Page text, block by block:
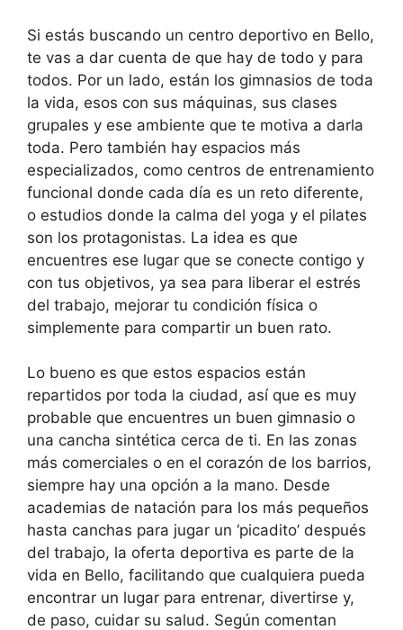
Si estás buscando un centro deportivo en Bello,
te vas a dar cuenta de que hay de todo y para
todos. Por un lado, están los gimnasios de toda
la vida, esos con sus máquinas, sus clases
grupales y ese ambiente que te motiva a darla
toda. Pero también hay espacios más
especializados, como centros de entrenamiento
funcional donde cada día es un reto diferente,
o estudios donde la calma del yoga y el pilates
son los protagonistas. La idea es que
encuentres ese lugar que se conecte contigo y
con tus objetivos, ya sea para liberar el estrés
del trabajo, mejorar tu condición física o
simplemente para compartir un buen rato.
Lo bueno es que estos espacios están
repartidos por toda la ciudad, así que es muy
probable que encuentres un buen gimnasio o
una cancha sintética cerca de ti. En las zonas
más comerciales o en el corazón de los barrios,
siempre hay una opción a la mano. Desde
academias de natación para los más pequeños
hasta canchas para jugar un ‘picadito’ después
del trabajo, la oferta deportiva es parte de la
vida en Bello, facilitando que cualquiera pueda
encontrar un lugar para entrenar, divertirse y,
de paso, cuidar su salud. Según comentan